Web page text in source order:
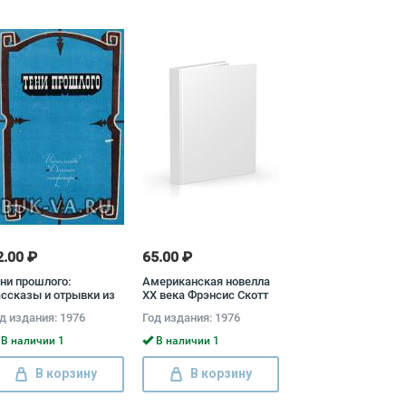
₽
прошлого:
и отрывки из
издания: 1976
наличии 1
В корзину
65.00 ₽
Американская новелла
XX века Фрэнсис Скотт
Год издания: 1976
В наличии 1
В корзину